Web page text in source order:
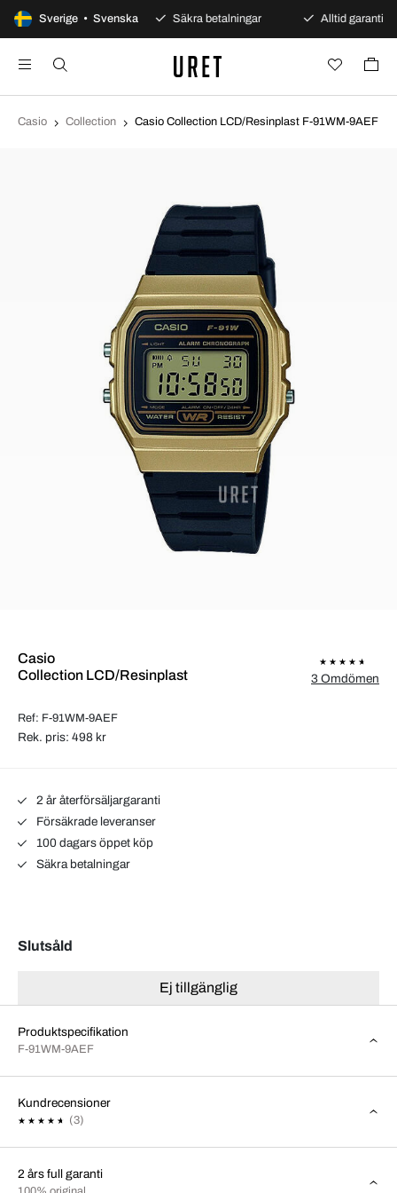
Sverige • Svenska
dagars öppet köp Säkra betalningar Alltid garanti
Casio Collection Casio Collection LCD/Resinplast F-91WM-9AEF
Casio
Collection LCD/Resinplast
Ref: F-91WM-9AEF
3 Omdömen
Rek. pris: 498 kr
2 år återförsäljargaranti
Försäkrade leveranser
100 dagars öppet köp
Säkra betalningar
Slutsåld
Ej tillgänglig
Produktspecifikation
F-91WM-9AEF
Kundrecensioner
(3)
2 års full garanti